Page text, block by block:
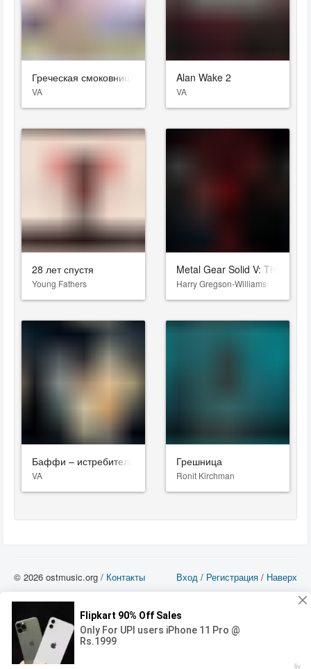
Греческая смоковница
VA
Alan Wake 2
VA
28 лет спустя
Young Fathers
Metal Gear Solid V: The
Harry Gregson-Williams
Баффи – истребительница вампиров
VA
Грешница
Ronit Kirchman
Вход / Регистрация / Наверх
© 2026 ostmusic.org / Контакты
можете использовать такие материалы только в том в случае, если
использование производится с ознакомительными целями - для прочих целей
вы должны приобрести лицензионную запись.